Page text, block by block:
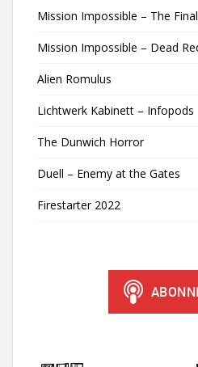
Mission Impossible – The
Mission Impossible – Dead
Alien Romulus
Lichtwerk Kabinett – Infopods
The Dunwich Horror
Duell – Enemy at the Gates
Firestarter 2022